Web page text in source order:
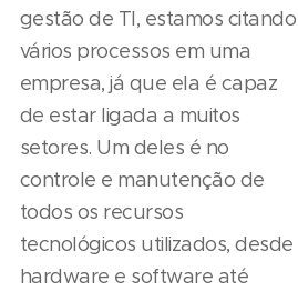
gestão de TI, estamos citando
vários processos em uma
empresa, já que ela é capaz
de estar ligada a muitos
setores. Um deles é no
controle e manutenção de
todos os recursos
tecnológicos utilizados, desde
hardware e software até